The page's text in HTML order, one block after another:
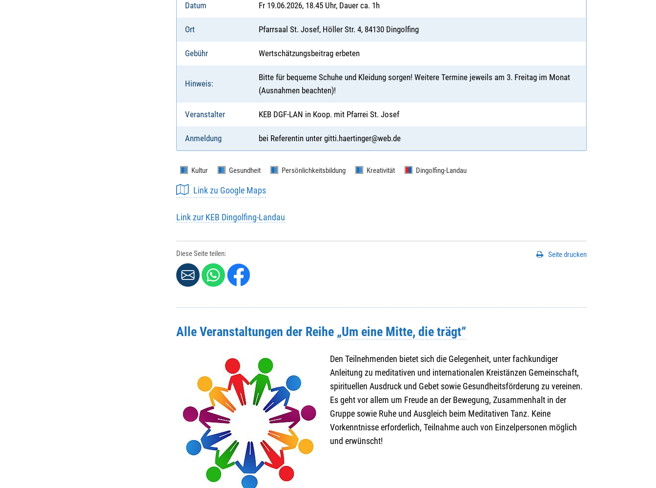
Datum Fr 19.06.2026, 18.45 Uhr, Dauer ca. 1h
Ort Pfarrsaal St. Josef, Höller Str. 4, 84130 Dingolfing
Gebühr Wertschätzungsbeitrag erbeten
Hinweis:
Bitte für bequeme Schuhe und Kleidung sorgen! Weitere Termine jeweils am 3. Freitag im Monat
(Ausnahmen beachten)!
Veranstalter KEB DGF-LAN in Koop. mit Pfarrei St. Josef
Anmeldung bei Referentin unter gitti.haertinger@web.de
Kultur Gesundheit Persönlichkeitsbildung Kreativität Dingolfing-Landau
Link zu Google Maps
Link zur KEB Dingolfing-Landau
Diese Seite teilen: Seite drucken
Alle Veranstaltungen der Reihe „Um eine Mitte, die trägt“
Den Teilnehmenden bietet sich die Gelegenheit, unter fachkundiger
Anleitung zu meditativen und internationalen Kreistänzen Gemeinschaft,
spirituellen Ausdruck und Gebet sowie Gesundheitsförderung zu vereinen.
Es geht vor allem um Freude an der Bewegung, Zusammenhalt in der
Gruppe sowie Ruhe und Ausgleich beim Meditativen Tanz. Keine
Vorkenntnisse erforderlich, Teilnahme auch von Einzelpersonen möglich
und erwünscht!